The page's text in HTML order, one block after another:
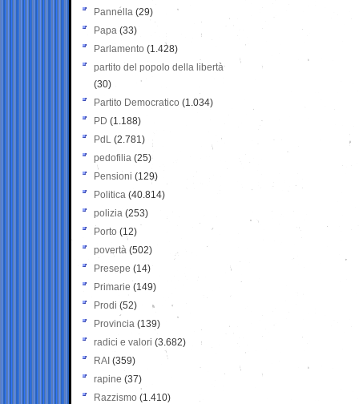
Pannella (29)
Papa (33)
Parlamento (1.428)
partito del popolo della libertà
(30)
Partito Democratico (1.034)
PD (1.188)
PdL (2.781)
pedofilia (25)
Pensioni (129)
Politica (40.814)
polizia (253)
Porto (12)
povertà (502)
Presepe (14)
Primarie (149)
Prodi (52)
Provincia (139)
radici e valori (3.682)
RAI (359)
rapine (37)
Razzismo (1.410)